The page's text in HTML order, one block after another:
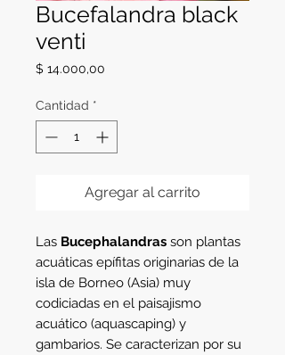
Bucefalandra black
venti
$ 14.000,00
Cantidad *
Agregar al carrito
Las Bucephalandras son plantas
acuáticas epífitas originarias de la
isla de Borneo (Asia) muy
codiciadas en el paisajismo
acuático (aquascaping) y
gambarios. Se caracterizan por su